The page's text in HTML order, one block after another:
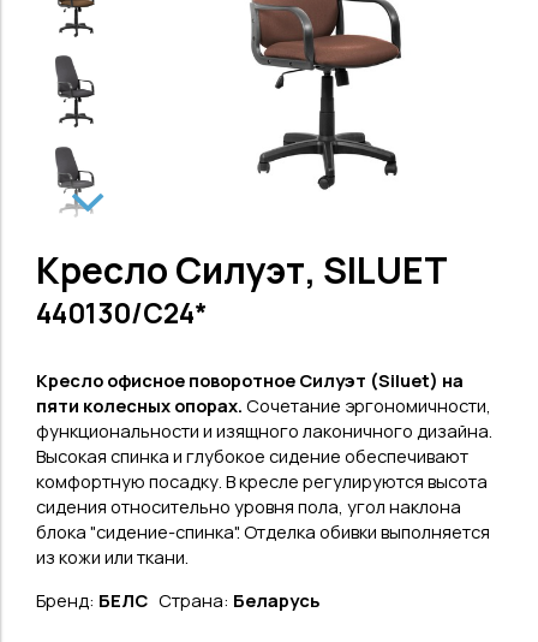
Кресло Силуэт, SILUET
440130/C24*
Кресло офисное поворотное Силуэт (Siluet) на
пяти колесных опорах. Сочетание эргономичности,
функциональности и изящного лаконичного дизайна.
Высокая спинка и глубокое сидение обеспечивают
комфортную посадку. В кресле регулируются высота
сидения относительно уровня пола, угол наклона
блока "сидение-спинка". Отделка обивки выполняется
из кожи или ткани.
Бренд: БЕЛС Страна: Беларусь